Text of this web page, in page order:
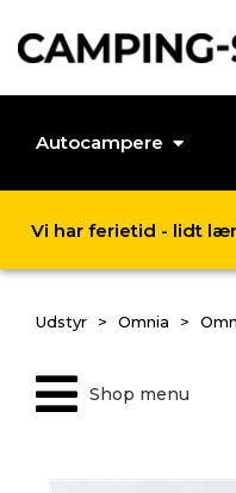
Autocampere
Vi har ferietid - lidt
Udstyr Omnia
Shop menu